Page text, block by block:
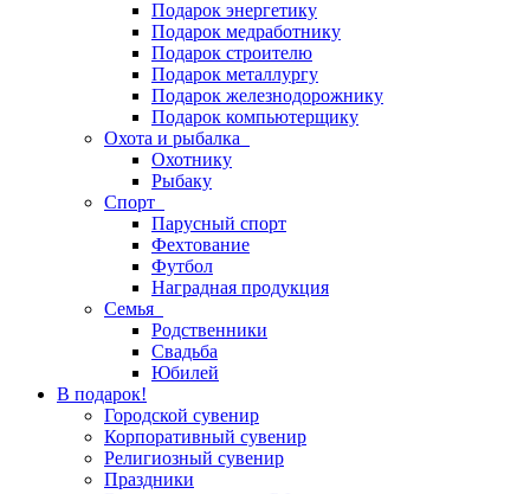
Подарок энергетику
Подарок медработнику
Подарок строителю
Подарок металлургу
Подарок железнодорожнику
Подарок компьютерщику
Охота и рыбалка
Охотнику
Рыбаку
Спорт
Парусный спорт
Фехтование
Футбол
Наградная продукция
Семья
Родственники
Свадьба
Юбилей
В подарок!
Городской сувенир
Корпоративный сувенир
Религиозный сувенир
Праздники